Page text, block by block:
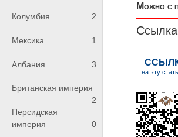
Колумбия 2
Мексика 1
Албания 3
Британская империя
2
Персидская
империя
0
Можно с